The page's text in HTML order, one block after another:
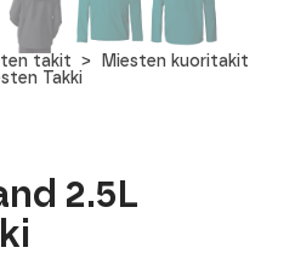
takit
Miesten kuoritakit
Takki
2.5L